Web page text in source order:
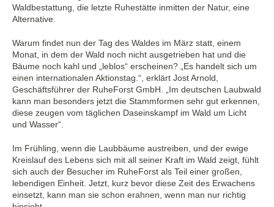
Waldbestattung, die letzte Ruhestätte inmitten der Natur, eine
Alternative.
Warum findet nun der Tag des Waldes im März statt, einem
Monat, in dem der Wald noch nicht ausgetrieben hat und die
Bäume noch kahl und „leblos“ erscheinen? „Es handelt sich um
einen internationalen Aktionstag.“, erklärt Jost Arnold,
Geschäftsführer der RuheForst GmbH. „Im deutschen Laubwald
kann man besonders jetzt die Stammformen sehr gut erkennen,
diese zeugen vom täglichen Daseinskampf im Wald um Licht
und Wasser“.
Im Frühling, wenn die Laubbäume austreiben, und der ewige
Kreislauf des Lebens sich mit all seiner Kraft im Wald zeigt, fühlt
sich auch der Besucher im RuheForst als Teil einer großen,
lebendigen Einheit. Jetzt, kurz bevor diese Zeit des Erwachens
einsetzt, kann man sie schon erahnen, wenn man nur richtig